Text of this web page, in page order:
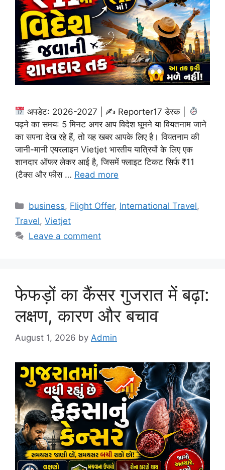
अपडेट: 2026-2027 | ✍ Reporter17 डेस्क |
पढ़ने का समय: 5 मिनट अगर आप विदेश घूमने या वियतनाम जाने
का सपना देख रहे हैं, तो यह खबर आपके लिए है। वियतनाम की
जानी-मानी एयरलाइन Vietjet भारतीय यात्रियों के लिए एक
शानदार ऑफर लेकर आई है, जिसमें फ्लाइट टिकट सिर्फ ₹11
(टैक्स और फीस … Read more
Categories
business, Flight Offer, International Travel,
Travel, Vietjet
Leave a comment
फेफड़ों का कैंसर गुजरात में बढ़ा:
लक्षण, कारण और बचाव
August 1, 2026 by Admin